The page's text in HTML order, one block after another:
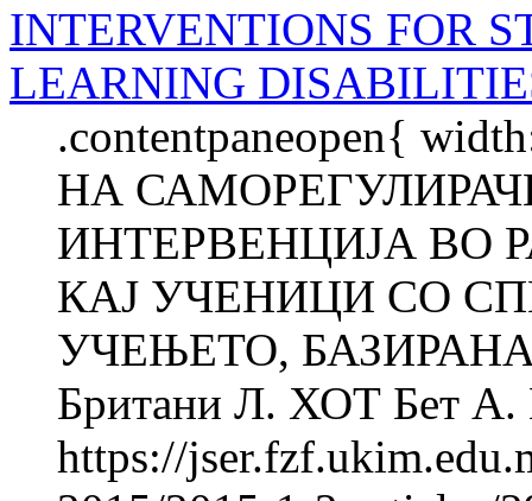
INTERVENTIONS FOR
LEARNING
.contentpaneopen{
НА
ИНТЕРВЕНЦИЈА ВО
КАЈ УЧЕНИЦИ СО
УЧЕЊЕТО,
Британи Л. ХОТ Бет
https://